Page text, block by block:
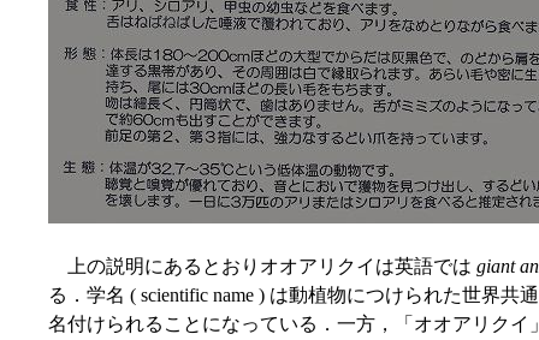
上の説明にあるとおりオオアリクイは英語では giant
る．学名 ( scientific name ) は動植物につけられた世界
名付けられることになっている．一方，「オオアリクイ